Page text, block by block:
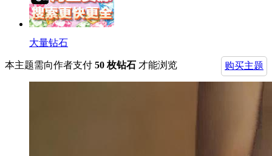
大量钻石
购买主题
本主题需向作者支付 50 枚钻石 才能浏览